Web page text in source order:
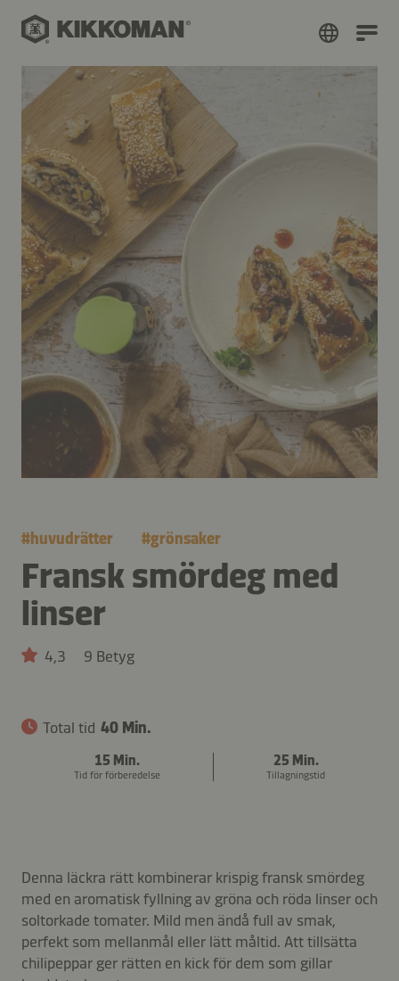
#huvudrätter #grönsaker
Fransk smördeg med
linser
4,3 9 Betyg
Total tid 40 Min.
15 Min.
Tid för förberedelse
25 Min.
Tillagningstid
Denna läckra rätt kombinerar krispig fransk smördeg
med en aromatisk fyllning av gröna och röda linser och
soltorkade tomater. Mild men ändå full av smak,
perfekt som mellanmål eller lätt måltid. Att tillsätta
chilipeppar ger rätten en kick för dem som gillar